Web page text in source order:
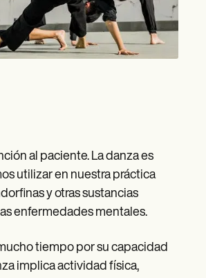
al paciente. La danza es
utilizar en nuestra práctica
y otras sustancias
enfermedades mentales.
tiempo por su capacidad
implica actividad física,